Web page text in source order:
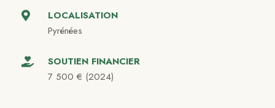
LOCALISATION
Pyrénées
SOUTIEN FINANCIER
7 500 € (2024)